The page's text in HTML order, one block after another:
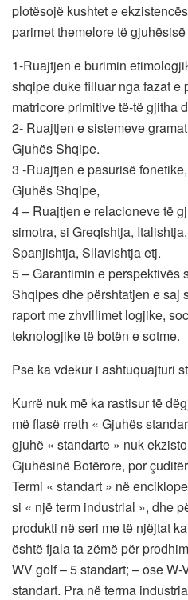
plotësojë kushtet e
parimet themelore të
1-Ruajtjen e burimin
shqipe duke filluar nga fazat e
matricore primitive të-të gjitha
2- Ruajtjen e sistemeve
Gjuhës Shqipe.
3 -Ruajtjen e pasurisë
Gjuhës Shqipe,
4 – Ruajtjen e relacioneve të
simotra, si Greqishtja,
Spanjishtja, Sllavishtja etj.
5 – Garantimin e perspektivës
Shqipes dhe përshtatjen e saj
raport me zhvillimet logjike,
teknologjike të botën e sotme.
Pse ka vdekur i ashtuquajturi
Kurrë nuk më ka rastisur të
më flasë rreth « Gjuhës
gjuhë « standarte » nuk
Gjuhësinë Botërore, por
Termi « standart » në
si « një term industrial », dhe
produkti në seri me të njëjtat
është fjala ta zëmë për
WV golf – 5 standart; – ose
standart. Pra në terma